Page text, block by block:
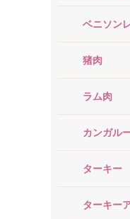
ベニソン
猪肉
ラム肉
カンガル
ターキー
ターキー